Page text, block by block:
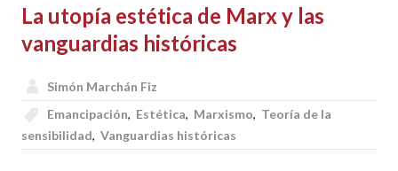
MOMA
COLLECTS
AT
La utopía estética de Marx y las
vanguardias históricas
Simón Marchán Fiz
Emancipación, Estética, Marxismo, Teoría de la
sensibilidad, Vanguardias históricas